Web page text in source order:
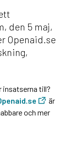
den 5 maj,
Openaid.se
insatserna till?
är
och mer